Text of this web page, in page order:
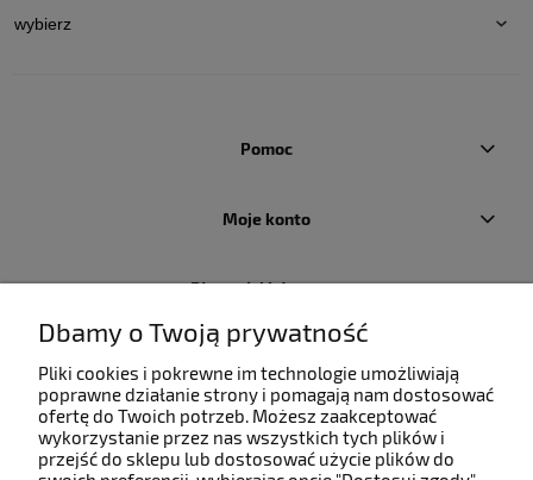
Pomoc
Moje konto
Płatności i dostawa
O nas
Dbamy o Twoją prywatność
Pliki cookies i pokrewne im technologie umożliwiają
poprawne działanie strony i pomagają nam dostosować
ofertę do Twoich potrzeb. Możesz zaakceptować
wykorzystanie przez nas wszystkich tych plików i
przejść do sklepu lub dostosować użycie plików do